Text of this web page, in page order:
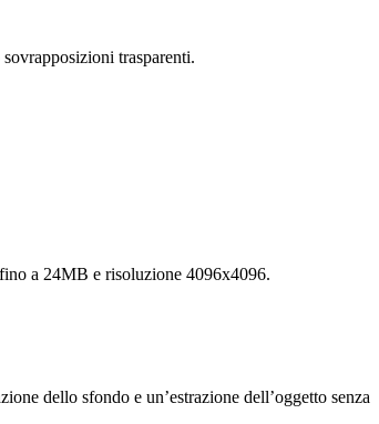
trasparenti.
a 24MB e risoluzione 4096x4096.
dello sfondo e un’estrazione dell’oggetto senza